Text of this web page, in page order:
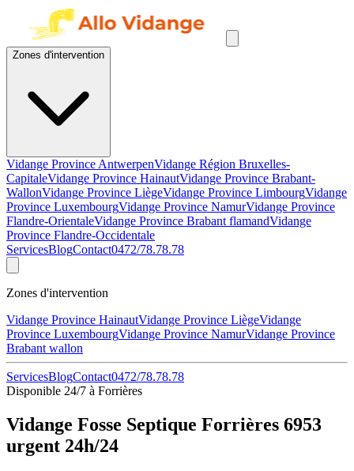
Zones d'intervention
Vidange Province AntwerpenVidange Région Bruxelles-
CapitaleVidange Province HainautVidange Province Brabant-
WallonVidange Province LiègeVidange Province LimbourgVidange
Province LuxembourgVidange Province NamurVidange Province
Flandre-OrientaleVidange Province Brabant flamandVidange
Province Flandre-Occidentale
ServicesBlogContact0472/78.78.78
Zones d'intervention
Vidange Province HainautVidange Province LiègeVidange
Province LuxembourgVidange Province NamurVidange Province
Brabant wallon
ServicesBlogContact0472/78.78.78
Disponible 24/7 à Forrières
Vidange Fosse Septique Forrières 6953
urgent 24h/24